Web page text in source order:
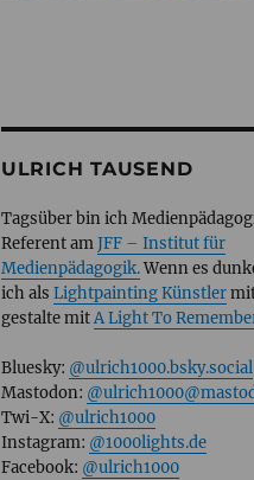
ULRICH TAUSEND
Tagsüber bin ich
Referent amJFF – Institut für
Medienpädagogik.Wenn es
ich als Lightpainting Künstler
gestalte mitA Light To
Bluesky: @ulrich1000.bsky.social
Mastodon:
Twi-X: @ulrich1000
Instagram: @1000lights.de
Facebook: @ulrich1000